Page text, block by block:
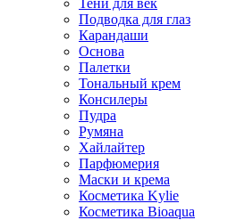
Подводка для глаз
Карандаши
Основа
Палетки
Тональный крем
Консилеры
Пудра
Румяна
Хайлайтер
Парфюмерия
Маски и крема
Косметика Kylie
Косметика Bioaqua